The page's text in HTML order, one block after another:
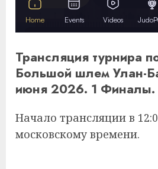
Трансляция турнира
Большой шлем Улан-
июня 2026. 1 Финалы.
Начало трансляции в
московскому времени.